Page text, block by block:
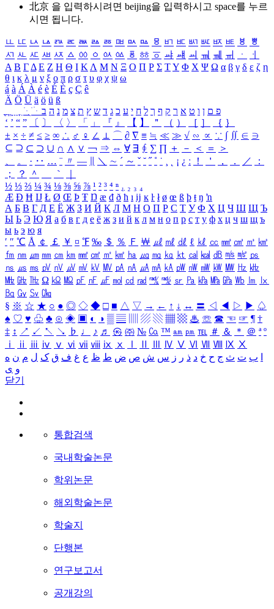
北京 을 입력하시려면 beijing을 입력하시고 space를 누르
시면 됩니다.
ㅥ ㅦ ㅧ ㅨ ㅩ ㅪ ㅫ ㅬ ㅭ ㅮ ㅯ ㅰ ㅱ ㅲ ㅳ ㅴ ㅵ ㅶ ㅷ ㅸ
ㅹ
ㅺ ㅻ ㅼ ㅽ ㅾ ㅿ ㆀ ㆁ ㆂ ㆃ ㆄ ㆅ ㆆ ㆇ ㆈ ㆉ ㆊ ㆋ ㆌ ㆍ
ㆎ
Α Β ΓΔ Ε Ζ Η Θ Ι ΚΛ Μ Ν Ξ Ο Π Ρ Σ ΤΥ Φ Χ Ψ Ω α β γ δ ε ζ η
θ ι κ λ μ ν ξ ο π ρ σ τ υ φ χ ψ ω
á à Á À é è É È ç Ç ê
Ä Ö Ü ä ö ü ß
ִֶֹ ֻּ ׁׂ פ ם ן ו ט א ר ק ף ך ל ח י ע כ ג ד ש ץ ת צ מ נ ה ב
‘ ’ “ ” 〔 〕 〈 〉 「 」 『 』 【 】 ＂ （ ） ［ ］ ｛ ｝
± × ÷ ≠ ≤ ≥ ∞ ∴ ♂ ♀ ∠ ⊥ ⌒ ∂ ∇ ≡ ≒ ≪ ≫ √ ∽ ∝ ∵ ∫ ∬ ∈ ∋
⊆ ⊇ ⊂ ⊃ ∪ ∩ ∧ ∨ ￢ ⇒ ⇔ ∀ ∃ ∮ ∑ ∏ ＋ － ＜ ＝
＞
、
。 · ‥ … ¨ 〃 ― ＼ ∼ ´ ～ ˇ ˘ ˝ ˚ ˙ ¸ ¡ ¿ ː ！ ＇ ， ． ／
：
；
？ ＾ ｀
½ ⅓ ⅔ ¼ ¾ ⅛ ⅜ ⅝ ⅞ ¹ ² ³ ⁴ ⁿ ₁ ₂ ₃ ₄
Æ Ð Ħ Ĳ Ł Ø Œ Þ Ŧ Ŋ æ đ ð ħ ı ĳ ĸ ŀ ł ø œ ß þ ŧ ŋ ŉ
А Б В Г Д Е Ё Ж З И Й К Л М Н О П Р С Т У Ф Х Ц Ч Ш Щ Ъ
Ы Ь Э Ю Я а б в г д е ё ж з и й к л м н о п р с т у ф х ц ч ш щ ъ
ы ь э ю я
′ ″ ℃ Å ￠ ￡ ￥ ¤ ℉ ‰ ＄ ％ Ｆ ￦ ㎕ ㎖ ㎗ ℓ ㎘ ㏄ ㎣ ㎤ ㎥ ㎦
㎙ ㎚ ㎛ ㎜ ㎝ ㎞ ㎟ ㎠ ㎡ ㎢ ㏊ ㎍ ㎎ ㎏ ㏏ ㎈ ㎉ ㏈ ㎧ ㎨ ㎰
㎱ ㎲ ㎳ ㎴ ㎵ ㎶ ㎷ ㎸ ㎹ ㎀ ㎁ ㎂ ㎃ ㎄ ㎺ ㎻ ㎽ ㎾ ㎿ ㎐ ㎑
㎒ ㎓ ㎔ Ω ㏀ ㏁ ㎊ ㎋ ㎌ ㏖ ㏅ ㎭ ㎮ ㎯ ㏛ ㎩ ㎪ ㎫ ㎬ ㏝ ㏐
㏓
㏃ ㏉ ㏜ ㏆
§ ※ ☆ ★ ○ ● ◎ ◇ ◆ □ ■ △ ▽ → ← ↑ ↓ ↔ 〓 ◁ ◀ ▷ ▶ ♤
♠ ♡ ♥ ♧ ♣ ⊙ ◈ ▣ ◐ ◑ ▒ ▤ ▨ ▧ ▦ ▩ ♨ ☏ ☎ ☜ ☞ ¶ †
‡ ↕ ↗ ↙ ↖ ↘ ♭ ♩ ♪ ♬ ㉿ ㈜ № ㏇ ™ ㏂ ㏘ ℡ ＃ ＆ ＊ ＠ ª º
ⅰ
ⅱ ⅲ ⅳ ⅴ ⅵ ⅶ ⅷ ⅸ ⅹ Ⅳ Ⅴ Ⅵ Ⅶ Ⅷ Ⅸ Ⅹ
ب ت ث ج ح خ د ذ ر ز س ش ص ض ط ظ ع غ ف ق ک ل م ن ه
و ی
닫기
통합검색
국내학술논문
학위논문
해외학술논문
학술지
단행본
연구보고서
공개강의